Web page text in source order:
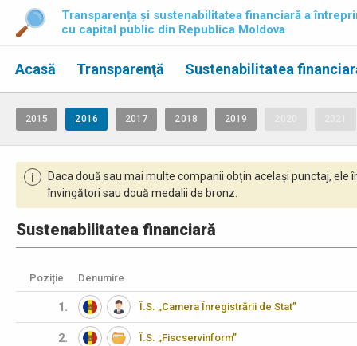
Transparența și sustenabilitatea financiară a
cu capital public din Republica Moldova
Acasă Transparenţă Sustenabilitatea
2015 2016 2017 2018 2019
i
Daca două sau mai multe companii obțin același punctaj,
învingători sau două medalii de bronz.
Sustenabilitatea financiară
Poziție Denumire
1. Î.S. „Camera Înregistrării de Stat”
2. Î.S. „Fiscservinform”